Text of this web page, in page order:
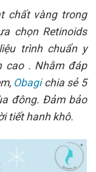
chất vàng trong
chọn Retinoids
trình chuẩn y
cao . Nhằm đáp
Obagichia sẻ 5
đông. Đảm bảo
tiết hanh khô.